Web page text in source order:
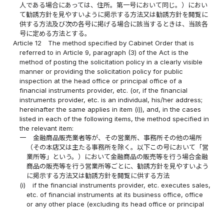
人である場合にあっては、住所。第一号において同じ。）におい
て勧誘方針を見やすいように掲示する方法又は勧誘方針を閲覧に
供する方法及び次の各号に掲げる場合に該当するときは、当該各
号に定める方法とする。
Article 12
The method specified by Cabinet Order that is
referred to in Article 9, paragraph (3) of the Act is the
method of posting the solicitation policy in a clearly visible
manner or providing the solicitation policy for public
inspection at the head office or principal office of a
financial instruments provider, etc. (or, if the financial
instruments provider, etc. is an individual, his/her address;
hereinafter the same applies in item (i)), and, in the cases
listed in each of the following items, the method specified in
the relevant item:
一
金融商品販売業者等が、その営業所、事務所その他の場所
（その本店又は主たる事務所を除く。以下この号において「営
業所等」という。）において金融商品の販売等を行う場合金融
商品の販売等を行う営業所等ごとに、勧誘方針を見やすいよう
に掲示する方法又は勧誘方針を閲覧に供する方法
(i)
if the financial instruments provider, etc. executes sales,
etc. of financial instruments at its business office, office
or any other place (excluding its head office or principal